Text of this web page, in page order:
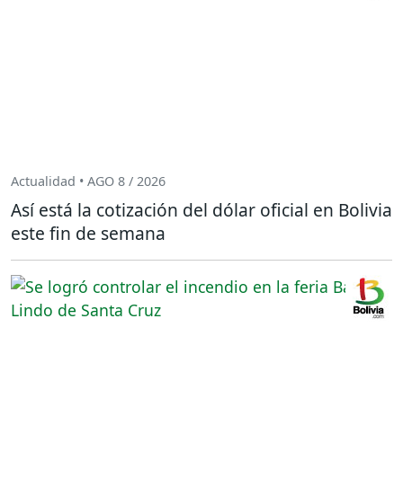
Actualidad • AGO 8 / 2026
Así está la cotización del dólar oficial en Bolivia
este fin de semana